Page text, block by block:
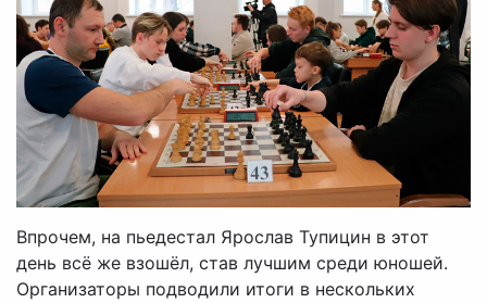
Впрочем, на пьедестал Ярослав Тупицин в этот
день всё же взошёл, став лучшим среди юношей.
Организаторы подводили итоги в нескольких